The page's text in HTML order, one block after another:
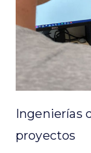
Ingenierías
proyectos